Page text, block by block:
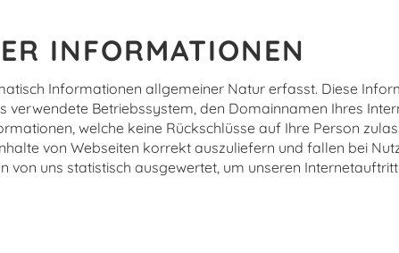
INFORMATIONEN
Informationen allgemeiner Natur erfasst. Diese
Betriebssystem, den Domainnamen Ihres
welche keine Rückschlüsse auf Ihre Person
von Webseiten korrekt auszuliefern und fallen bei
uns statistisch ausgewertet, um unseren